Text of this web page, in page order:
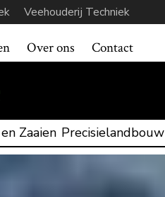
Veehouderij Techniek
Over ons Contact
Zaaien Precisielandbouw